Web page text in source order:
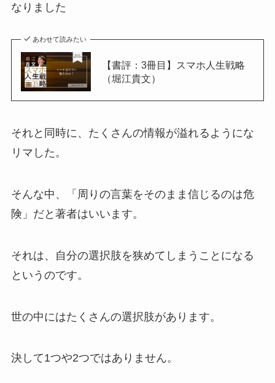
なりました
あわせて読みたい
【書評：3冊目】スマホ人生戦略
（堀江貴文）
それと同時に、たくさんの情報が溢れるようにな
リマした。
そんな中、「 周りの言葉をそのまま信じるのは危
険 」だと著者はいいます。
それは、自分の選択肢を狭めてしまうことになる
というのです。
世の中にはたくさんの選択肢があります。
決して1つや2つではありません。